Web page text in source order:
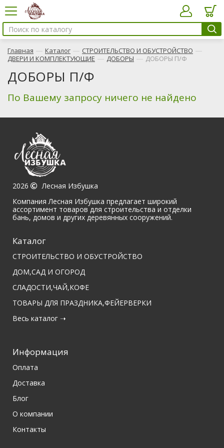
Главная — Каталог — СТРОИТЕЛЬСТВО И ОБУСТРОЙСТВО —
ДВЕРИ И КОМПЛЕКТУЮЩИЕ — ДОБОРЫ — ДОБОРЫ П/Ф
ДОБОРЫ П/Ф
По Вашему запросу ничего не найдено
2026
Лесная Избушка
Компания Лесная Избушка предлагает широкий
ассортимент товаров для строительства и отделки
бань, домов и других деревянных сооружений.
Каталог
СТРОИТЕЛЬСТВО И ОБУСТРОЙСТВО
ДОМ,САД И ОГОРОД
СЛАДОСТИ,ЧАЙ,КОФЕ
ТОВАРЫ ДЛЯ ПРАЗДНИКА,ФЕЙЕРВЕРКИ
Весь каталог ➝
Информация
Оплата
Доставка
Блог
О компании
Контакты